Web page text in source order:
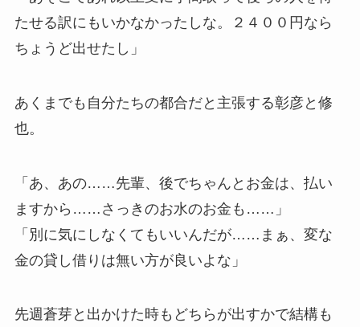
たせる訳にもいかなかったしな。２４００円なら
ちょうど出せたし」
あくまでも自分たちの都合だと主張する彰彦と修
也。
「あ、あの……先輩、後でちゃんとお金は、払い
ますから……さっきのお水のお金も……」
「別に気にしなくてもいいんだが……まぁ、変な
金の貸し借りは無い方が良いよな」
先週蒼芽と出かけた時もどちらが出すかで結構も